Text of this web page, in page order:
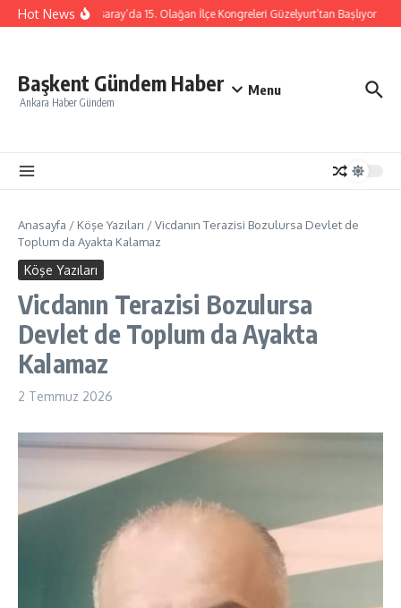
İçeriğe atla
Hot NewsMHP Aksaray’da 15. Olağan İlçe Kongreleri Güzelyurt’tan Başlıyor
Başkent Gündem Haber
Ankara Haber Gündem
Menu
Anasayfa / Köşe Yazıları /Vicdanın Terazisi Bozulursa Devlet de
Toplum da Ayakta Kalamaz
Köşe Yazıları
Vicdanın Terazisi Bozulursa
Devlet de Toplum da Ayakta
Kalamaz
2 Temmuz 2026